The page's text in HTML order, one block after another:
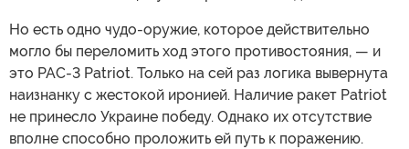
Но есть одно чудо-оружие, которое действительно
могло бы переломить ход этого противостояния, — и
это PAC-3 Patriot. Только на сей раз логика вывернута
наизнанку с жестокой иронией. Наличие ракет Patriot
не принесло Украине победу. Однако их отсутствие
вполне способно проложить ей путь к поражению.